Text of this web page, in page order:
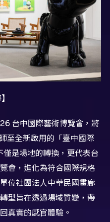
台中國際藝術博覽會，將
至全新啟用的「臺中國際
是場地的轉換，更代表台
會，進化為符合國際規格
位社團法人中華民國畫廊
型旨在透過場域質變，帶
真實的感官體驗。